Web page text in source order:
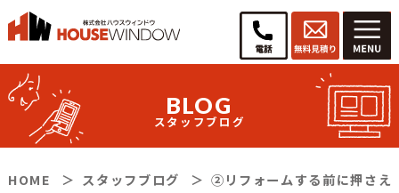
BLOG
スタッフブログ
HOME スタッフブログ ②リフォームする前に押さえ